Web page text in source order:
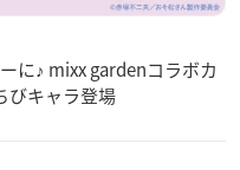
に♪ mixx gardenコラボカ
びキャラ登場